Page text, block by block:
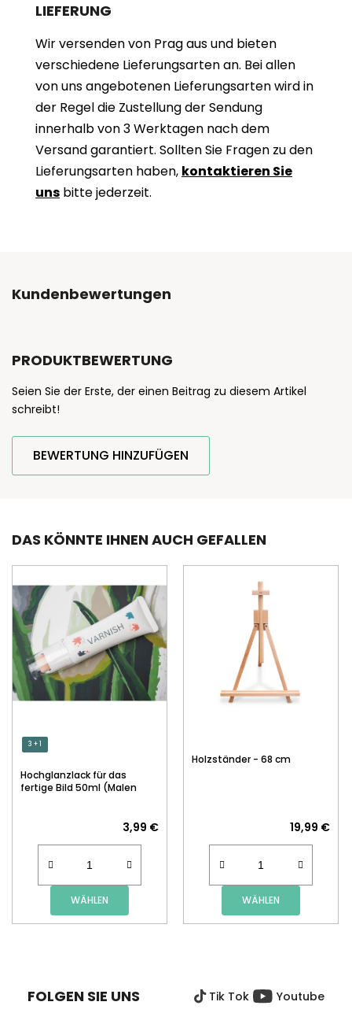
LIEFERUNG
Wir versenden von Prag aus und bieten
verschiedene Lieferungsarten an. Bei allen
von uns angebotenen Lieferungsarten wird in
der Regel die Zustellung der Sendung
innerhalb von 3 Werktagen nach dem
Versand garantiert. Sollten Sie Fragen zu den
Lieferungsarten haben, kontaktieren Sie
uns bitte jederzeit.
Kundenbewertungen
PRODUKTBEWERTUNG
Seien Sie der Erste, der einen Beitrag zu diesem Artikel
schreibt!
BEWERTUNG HINZUFÜGEN
DAS KÖNNTE IHNEN AUCH GEFALLEN
3 + 1
Hochglanzlack für das
fertige Bild 50ml (Malen
3,99 €
WÄHLEN
Holzständer - 68 cm
19,99 €
WÄHLEN
FOLGEN SIE UNS Tik Tok Youtube